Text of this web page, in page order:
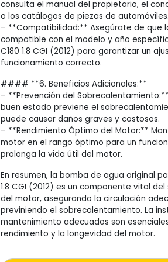
consulta el manual del propietario, el
o los catálogos de piezas de automóviles.
– **Compatibilidad:** Asegúrate de que
compatible con el modelo y año
C180 1.8 CGI (2012) para garantizar un
funcionamiento correcto.
#### **6. Beneficios Adicionales:**
– **Prevención del
buen estado previene el
puede causar daños graves y costosos.
– **Rendimiento Óptimo del Motor:**
motor en el rango óptimo para un
prolonga la vida útil del motor.
En resumen, la bomba de agua original
1.8 CGI (2012) es un componente vital
del motor, asegurando la circulación
previniendo el sobrecalentamiento. La
mantenimiento adecuados son
rendimiento y la longevidad del motor.